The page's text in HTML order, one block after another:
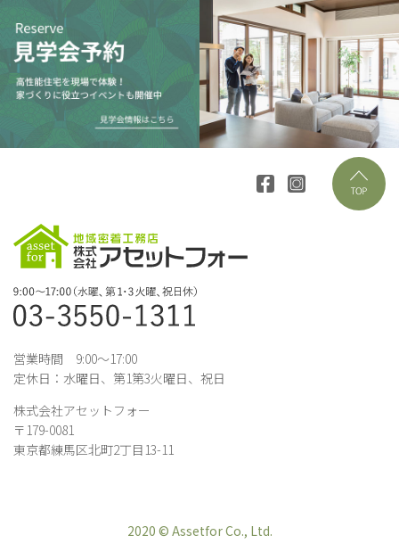
営業時間 9:00～17:00
定休日：水曜日、第1第3火曜日、祝日
株式会社アセットフォー
〒179-0081
東京都練馬区北町2丁目13-11
2020 © Assetfor Co., Ltd.